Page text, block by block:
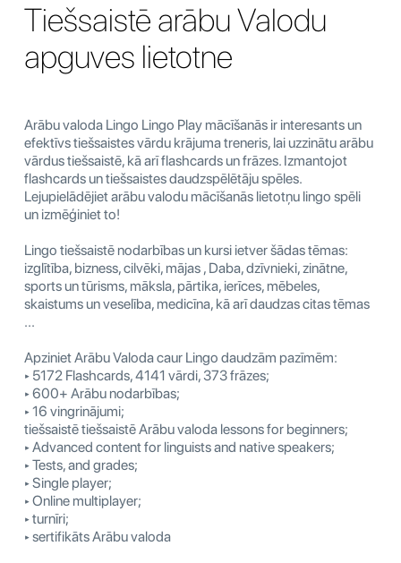
Tiešsaistē arābu Valodu
apguves lietotne
Arābu valoda Lingo Lingo Play mācīšanās ir interesants un
efektīvs tiešsaistes vārdu krājuma treneris, lai uzzinātu arābu
vārdus tiešsaistē, kā arī flashcards un frāzes. Izmantojot
flashcards un tiešsaistes daudzspēlētāju spēles.
Lejupielādējiet arābu valodu mācīšanās lietotņu lingo spēli
un izmēģiniet to!
Lingo tiešsaistē nodarbības un kursi ietver šādas tēmas:
izglītība, bizness, cilvēki, mājas , Daba, dzīvnieki, zinātne,
sports un tūrisms, māksla, pārtika, ierīces, mēbeles,
skaistums un veselība, medicīna, kā arī daudzas citas tēmas
...
Apziniet Arābu Valoda caur Lingo daudzām pazīmēm:
‣ 5172 Flashcards, 4141 vārdi, 373 frāzes;
‣ 600+ Arābu nodarbības;
‣ 16 vingrinājumi;
tiešsaistē tiešsaistē Arābu valoda lessons for beginners;
‣ Advanced content for linguists and native speakers;
‣ Tests, and grades;
‣ Single player;
‣ Online multiplayer;
‣ turnīri;
‣ sertifikāts Arābu valoda